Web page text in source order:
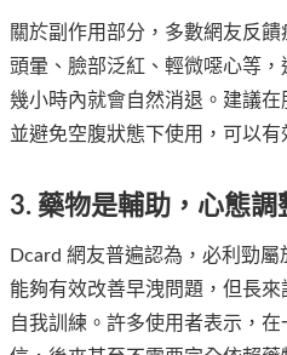
關於副作用部分，多數網友反
頭暈、臉部泛紅、輕微噁心等
幾小時內就會自然消退。建議在
並避免空腹狀態下使用，可以有
3. 藥物是輔助，心態調
Dcard 網友普遍認為，必利勁
能夠有效改善早洩問題，但長
自我訓練。許多使用者表示，